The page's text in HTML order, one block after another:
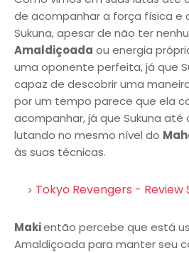
de acompanhar a força física e
Sukuna, apesar de não ter
Amaldiçoada ou energia
uma oponente perfeita, já que
capaz de descobrir uma
por um tempo parece que ela
acompanhar, já que Sukuna
lutando no mesmo nível do
às suas técnicas.
Tokyo Revengers - Review
Makientão percebe que está
Amaldiçoada para manter seu